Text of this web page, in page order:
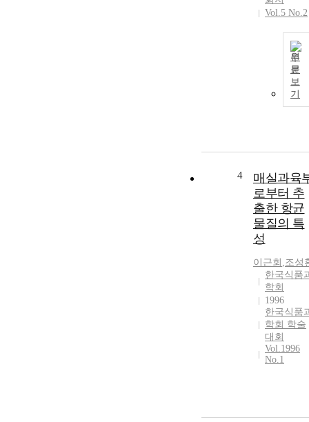
Vol.5 No.2
원
문
보
기
4
매실과육
로부터 추
출한 항균
물질의 특
성
이근회 ,조성
한국식품
학회
1996
한국식품
학회 학술
대회
Vol.1996
No.1